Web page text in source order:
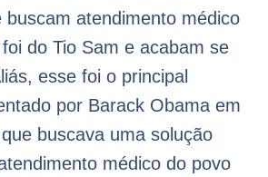
buscam atendimento médico
do Tio Sam e acabam se
esse foi o principal
por Barack Obama em
buscava uma solução
médico do povo